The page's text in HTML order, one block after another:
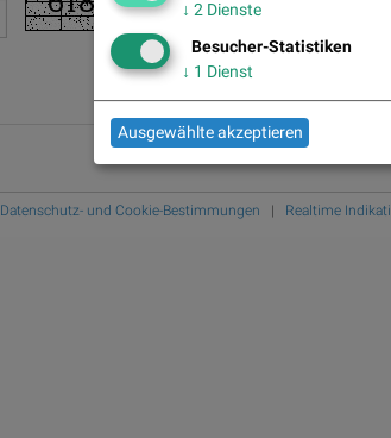
Datenschutz- und Cookie-Bestimmungen | Realtime
↓ 2 Dienste
Besucher-Statistiken
↓ 1 Dienst
Ausgewählte akzeptieren